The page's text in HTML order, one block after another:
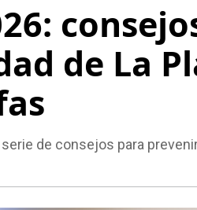
de La
de consejos para